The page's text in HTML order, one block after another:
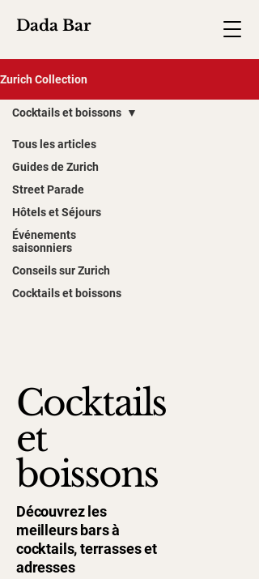
Dada Bar
Zurich Collection
Tous les articles
Guides de Zurich
Street Parade
Hôtels et Séjours
Événements
saisonniers
Conseils sur Zurich
Cocktails et boissons
Cocktails et boissons
Cocktails
et
boissons
Découvrez les
meilleurs bars à
cocktails, terrasses et
adresses